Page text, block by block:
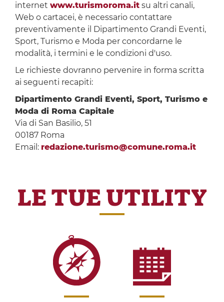
internet www.turismoroma.itsu altri canali,
Web o cartacei, è necessario contattare
preventivamente il Dipartimento Grandi Eventi,
Sport, Turismo e Moda per concordarne le
modalità, i termini e le condizioni d'uso.
Le richieste dovranno pervenire in forma scritta
ai seguenti recapiti:
Dipartimento Grandi Eventi, Sport, Turismo e
Moda di Roma Capitale
Via di San Basilio, 51
00187 Roma
Email: redazione.turismo@comune.roma.it
LE TUE UTILITY